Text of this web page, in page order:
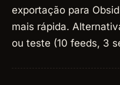
exportação para
mais rápida.
ou teste (10 feeds, 3